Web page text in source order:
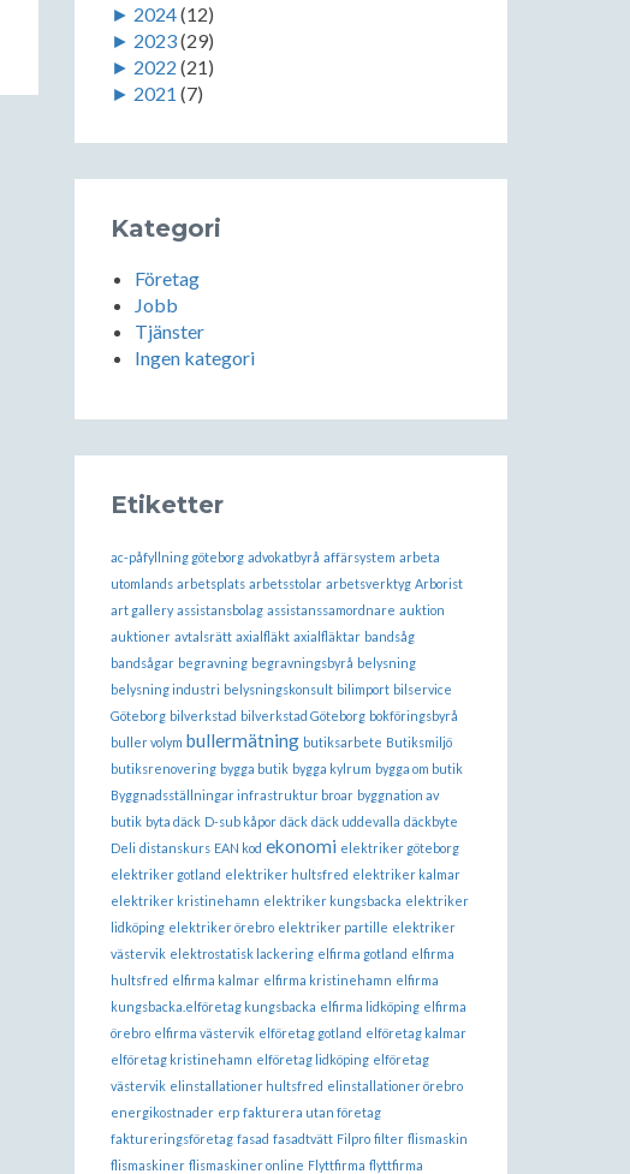
► 2024(12)
► 2023(29)
► 2022 (21)
► 2021 (7)
Kategori
Företag
Jobb
Tjänster
Ingen kategori
Etiketter
ac-påfyllning göteborg advokatbyrå affärsystem arbeta
utomlands arbetsplats arbetsstolar arbetsverktyg Arborist
art gallery assistansbolag assistanssamordnare auktion
auktioner avtalsrätt axialfläkt axialfläktar bandsåg
bandsågar begravning begravningsbyrå belysning
belysning industri belysningskonsult bilimport bilservice
Göteborg bilverkstad bilverkstad Göteborg bokföringsbyrå
buller volym bullermätning butiksarbete Butiksmiljö
butiksrenovering bygga butik bygga kylrum bygga om butik
Byggnadsställningar infrastruktur broar byggnation av
butik byta däck D-sub kåpor däck däck uddevalla däckbyte
Deli distanskurs EAN kod ekonomi elektriker göteborg
elektriker gotland elektriker hultsfred elektriker kalmar
elektriker kristinehamn elektriker kungsbacka elektriker
lidköping elektriker örebro elektriker partille elektriker
västervik elektrostatisk lackering elfirma gotland elfirma
hultsfred elfirma kalmar elfirma kristinehamn elfirma
kungsbacka.elföretag kungsbacka elfirma lidköping elfirma
örebro elfirma västervik elföretag gotland elföretag kalmar
elföretag kristinehamn elföretag lidköping elföretag
västervik elinstallationer hultsfred elinstallationer örebro
energikostnader erp fakturera utan företag
faktureringsföretag fasad fasadtvätt Filpro filter flismaskin
flismaskiner flismaskiner online Flyttfirma flyttfirma